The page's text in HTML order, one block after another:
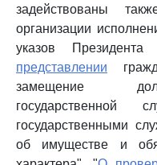
задействованы
организации
указов
представлении
замещение
государственными
об имуществе и